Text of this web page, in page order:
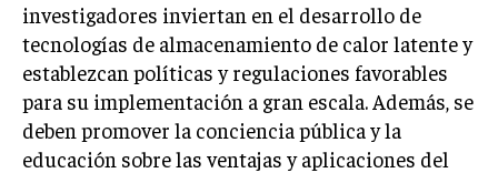
investigadores inviertan en el desarrollo de
tecnologías de almacenamiento de calor latente y
establezcan políticas y regulaciones favorables
para su implementación a gran escala. Además, se
deben promover la conciencia pública y la
educación sobre las ventajas y aplicaciones del